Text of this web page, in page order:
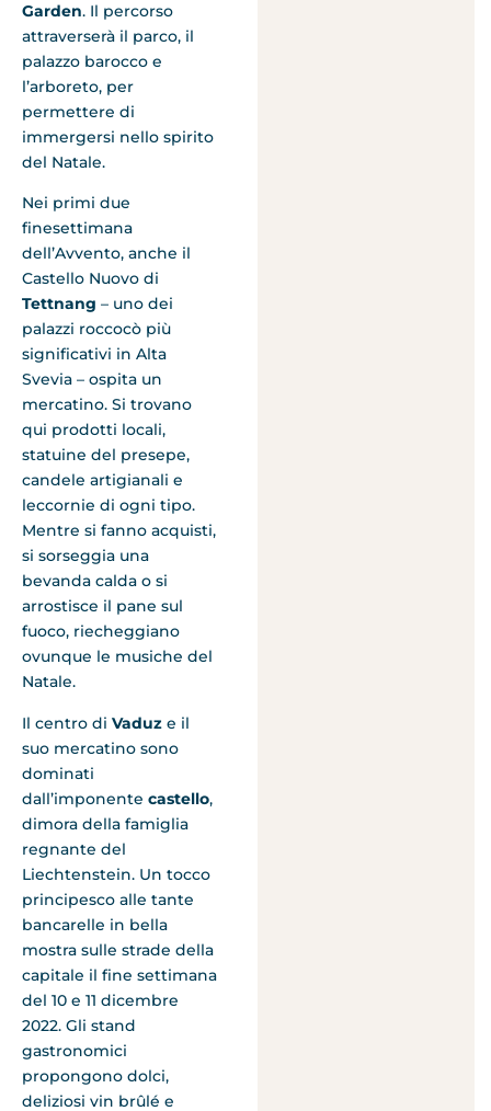
Garden. Il percorso
attraverserà il parco, il
palazzo barocco e
l’arboreto, per
permettere di
immergersi nello spirito
del Natale.
Nei primi due
finesettimana
dell’Avvento, anche il
Castello Nuovo di
Tettnang – uno dei
palazzi roccocò più
significativi in Alta
Svevia – ospita un
mercatino. Si trovano
qui prodotti locali,
statuine del presepe,
candele artigianali e
leccornie di ogni tipo.
Mentre si fanno acquisti,
si sorseggia una
bevanda calda o si
arrostisce il pane sul
fuoco, riecheggiano
ovunque le musiche del
Natale.
Il centro di Vaduz e il
suo mercatino sono
dominati
dall’imponente castello,
dimora della famiglia
regnante del
Liechtenstein. Un tocco
principesco alle tante
bancarelle in bella
mostra sulle strade della
capitale il fine settimana
del 10 e 11 dicembre
2022. Gli stand
gastronomici
propongono dolci,
deliziosi vin brûlé e